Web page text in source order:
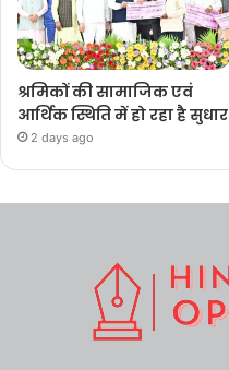
श्रमिकों की सामाजिक एवं
आर्थिक स्थिति में हो रहा है सुधार
2 days ago